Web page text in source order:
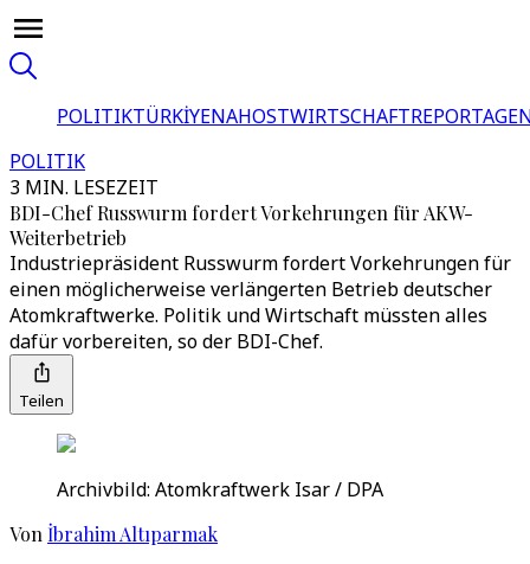
POLITIKTÜRKİYENAHOSTWIRTSCHAFT
POLITIK
3 MIN. LESEZEIT
BDI-Chef Russwurm fordert Vorkehrungen für AKW-
Weiterbetrieb
Industriepräsident Russwurm fordert Vorkehrungen für
einen möglicherweise verlängerten Betrieb deutscher
Atomkraftwerke. Politik und Wirtschaft müssten alles
dafür vorbereiten, so der BDI-Chef.
Teilen
Archivbild: Atomkraftwerk Isar / DPA
Von İbrahim Altıparmak